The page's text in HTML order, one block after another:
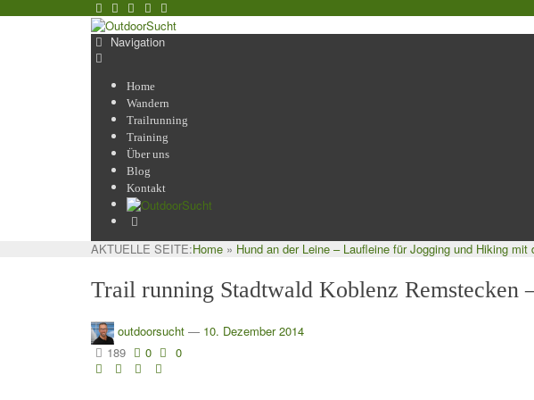
Navigation
Home
Wandern
Trailrunning
Training
Über uns
Blog
Kontakt
AKTUELLE SEITE:Home » Hund an der Leine – Laufleine für Jogging und Hiking mit
Trail running Stadtwald Koblenz Remstecken
outdoorsucht — 10. Dezember 2014
189
0 0